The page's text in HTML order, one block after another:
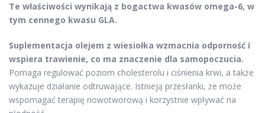
Te właściwości wynikają z bogactwa kwasów omega-6, w
tym cennego kwasu GLA.
Suplementacja olejem z wiesiołka wzmacnia odporność i
wspiera trawienie, co ma znaczenie dla samopoczucia.
Pomaga regulować poziom cholesterolu i ciśnienia krwi, a także
wykazuje działanie odtruwające. Istnieją przesłanki, że może
wspomagać terapię nowotworową i korzystnie wpływać na